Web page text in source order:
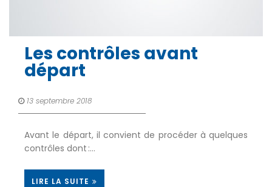
Les contrôles avant
départ
13 septembre 2018
Avant le départ, il convient de procéder à quelques
contrôles dont :…
LIRE LA SUITE